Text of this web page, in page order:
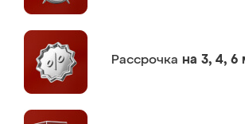
Рассрочка на 3, 4, 6